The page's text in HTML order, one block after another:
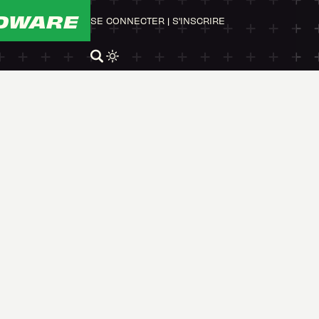
SE CONNECTER | S'INSCRIRE